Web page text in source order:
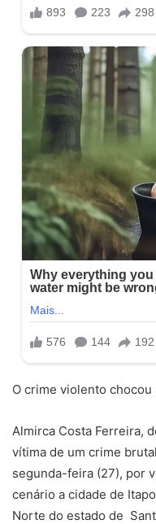
O crime violento chocou
Almirca Costa Ferreira,
vítima de um crime
segunda-feira (27), por
cenário a cidade de
Norte do estado de